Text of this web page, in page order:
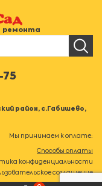
ремонта
75
район, с.Габишево,
Мы принимаем к оплате:
Способы оплаты
конфиденциальности
соглашение